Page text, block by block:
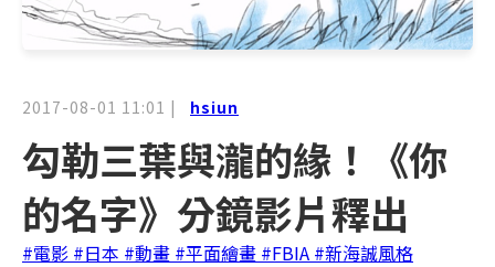
2017-08-01 11:01 | hsiun
勾勒三葉與瀧的緣！《你
的名字》分鏡影片釋出
#電影 #日本 #動畫 #平面繪畫 #FBIA #新海誠風格